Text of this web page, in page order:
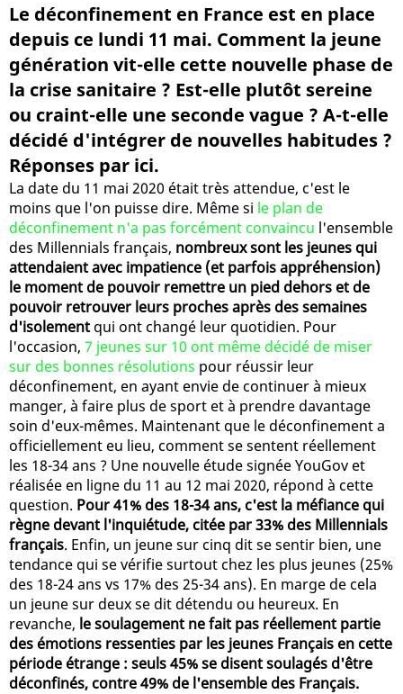
Le déconfinement en France est en place
depuis ce lundi 11 mai. Comment la jeune
génération vit-elle cette nouvelle phase de
la crise sanitaire ? Est-elle plutôt sereine
ou craint-elle une seconde vague ? A-t-elle
décidé d'intégrer de nouvelles habitudes ?
Réponses par ici.
La date du 11 mai 2020 était très attendue, c'est le
moins que l'on puisse dire. Même si le plan de
déconfinement n'a pas forcément convaincu l'ensemble
des Millennials français, nombreux sont les jeunes qui
attendaient avec impatience (et parfois appréhension)
le moment de pouvoir remettre un pied dehors et de
pouvoir retrouver leurs proches après des semaines
d'isolement qui ont changé leur quotidien. Pour
l'occasion, 7 jeunes sur 10 ont même décidé de miser
sur des bonnes résolutions pour réussir leur
déconfinement, en ayant envie de continuer à mieux
manger, à faire plus de sport et à prendre davantage
soin d'eux-mêmes. Maintenant que le déconfinement a
officiellement eu lieu, comment se sentent réellement
les 18-34 ans ? Une nouvelle étude signée YouGov et
réalisée en ligne du 11 au 12 mai 2020, répond à cette
question. Pour 41% des 18-34 ans, c'est la méfiance qui
règne devant l'inquiétude, citée par 33% des Millennials
français. Enfin, un jeune sur cinq dit se sentir bien, une
tendance qui se vérifie surtout chez les plus jeunes (25%
des 18-24 ans vs 17% des 25-34 ans). En marge de cela
un jeune sur deux se dit détendu ou heureux. En
revanche, le soulagement ne fait pas réellement partie
des émotions ressenties par les jeunes Français en cette
période étrange : seuls 45% se disent soulagés d'être
déconfinés, contre 49% de l'ensemble des Français.